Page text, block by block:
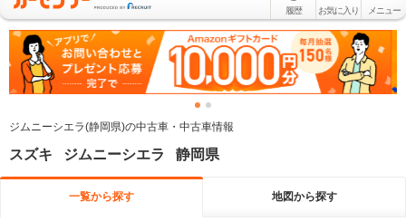
履歴 お気に入り メニュー
ジムニーシエラ(静岡県)の中古車・中古車情報
スズキ ジムニーシエラ 静岡県
一覧から探す 地図から探す